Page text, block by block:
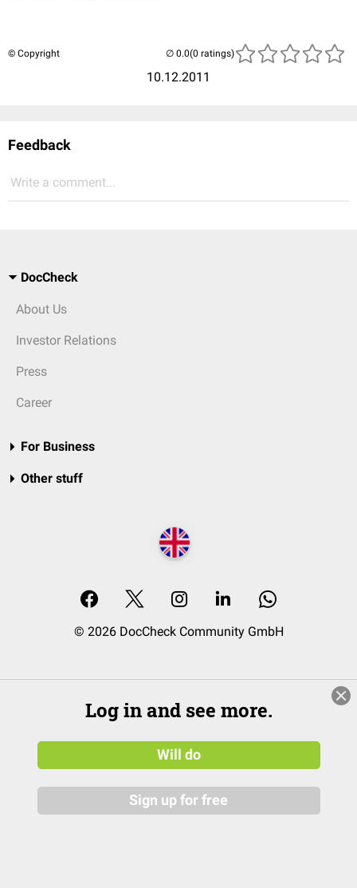
© Copyright
10.12.2011
(0 ratings)
Feedback
Write a comment...
DocCheck
About Us
Investor Relations
Press
Career
For Business
Other stuff
© 2026 DocCheck Community GmbH
Log in and see more.
Will do
Sign up for free